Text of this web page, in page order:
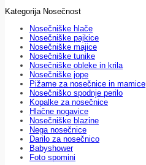
Kategorija Nosečnost
Nosečniške hlače
Nosečniške pajkice
Nosečniške majice
Nosečniške tunike
Nosečniške obleke in krila
Nosečniške jope
Pižame za nosečnice in mamice
Nosečniško spodnje perilo
Kopalke za nosečnice
Hlačne nogavice
Nosečniške blazine
Nega nosečnice
Darilo za nosečnico
Babyshower
Foto spomini